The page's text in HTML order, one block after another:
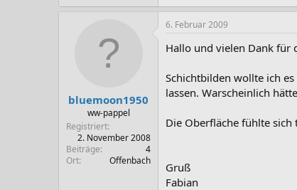
bluemoon1950
ww-pappel
Registriert
2. November 2008
Beiträge
4
Ort
Offenbach
6. Februar 2009
Hallo und vielen Dank für
Schichtbilden wollte ich
lassen. Warscheinlich
Die Oberfläche fühlte
Gruß
Fabian